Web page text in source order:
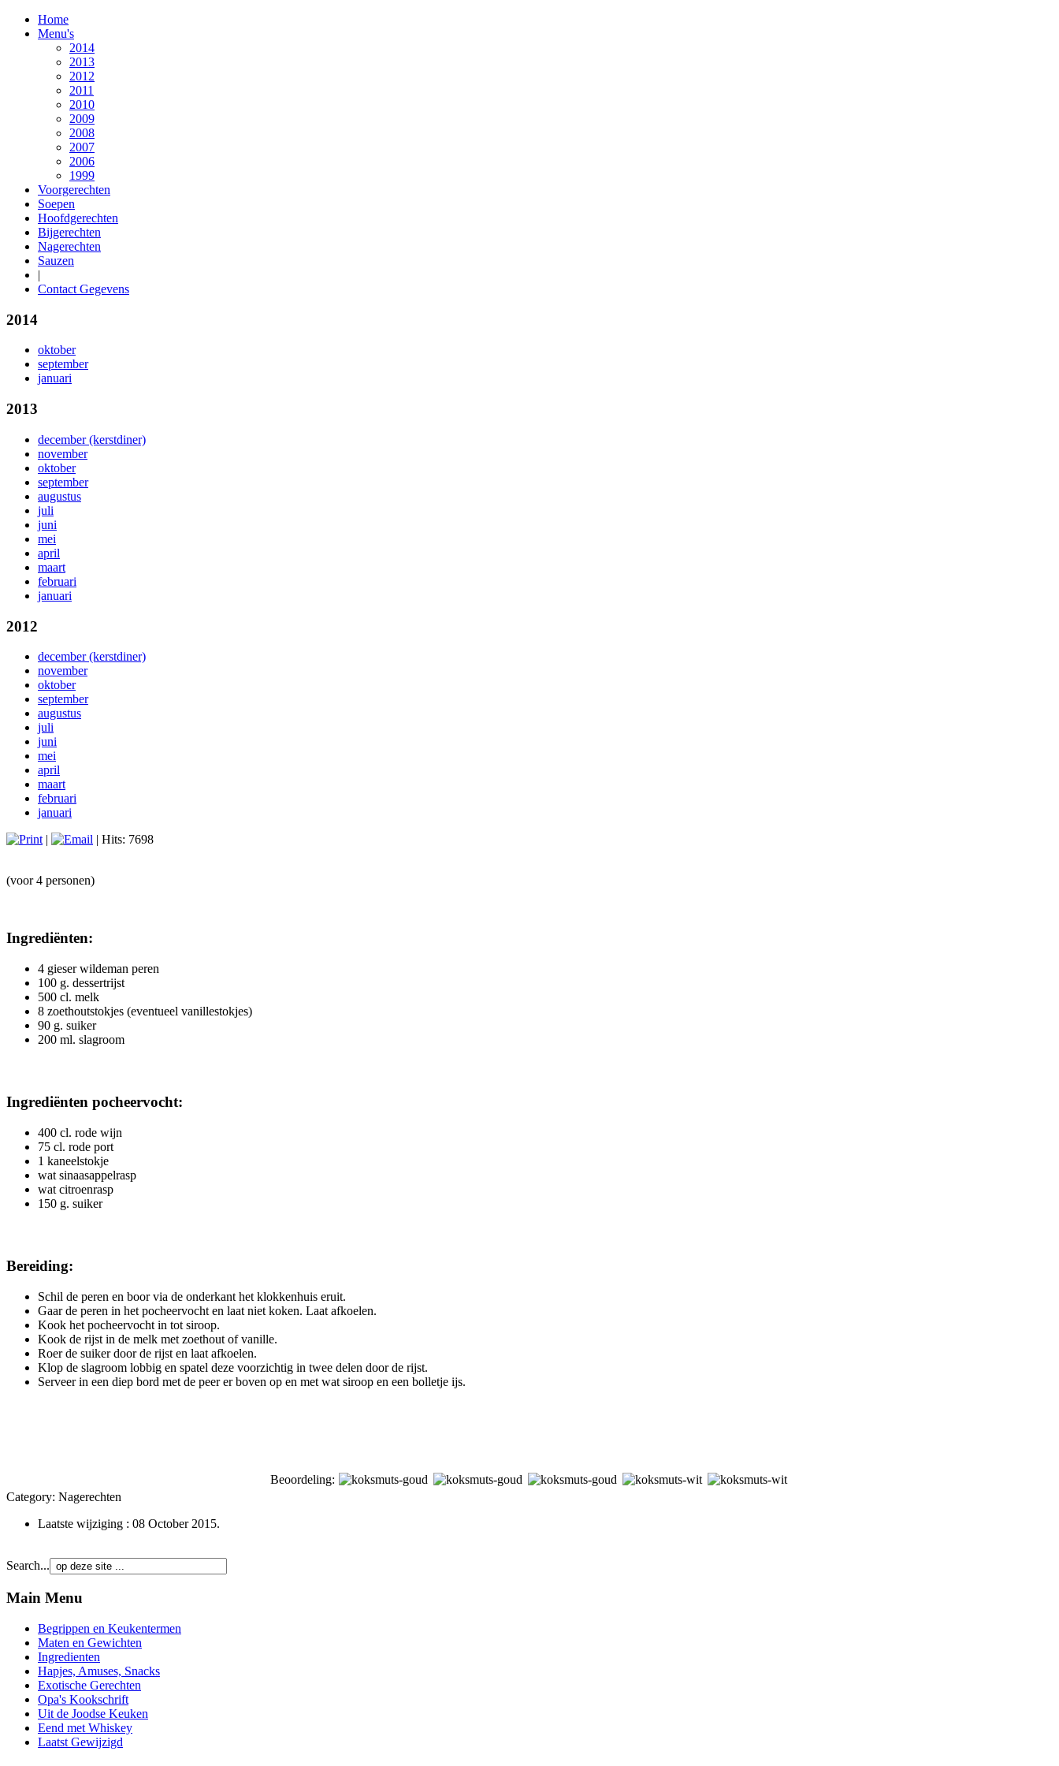
Home
Menu's
2014
2013
2012
2011
2010
2009
2008
2007
2006
1999
Voorgerechten
Soepen
Hoofdgerechten
Bijgerechten
Nagerechten
Sauzen
|
Contact Gegevens
2014
oktober
september
januari
2013
december (kerstdiner)
november
oktober
september
augustus
juli
juni
mei
april
maart
februari
januari
2012
december (kerstdiner)
november
oktober
september
augustus
juli
juni
mei
april
maart
februari
januari
|
| Hits: 7698
(voor 4 personen)
Ingrediënten:
4 gieser wildeman peren
100 g. dessertrijst
500 cl. melk
8 zoethoutstokjes (eventueel vanillestokjes)
90 g. suiker
200 ml. slagroom
Ingrediënten pocheervocht:
400 cl. rode wijn
75 cl. rode port
1 kaneelstokje
wat sinaasappelrasp
wat citroenrasp
150 g. suiker
Bereiding:
Schil de peren en boor via de onderkant het klokkenhuis eruit.
Gaar de peren in het pocheervocht en laat niet koken. Laat afkoelen.
Kook het pocheervocht in tot siroop.
Kook de rijst in de melk met zoethout of vanille.
Roer de suiker door de rijst en laat afkoelen.
Klop de slagroom lobbig en spatel deze voorzichtig in twee delen door de rijst.
Serveer in een diep bord met de peer er boven op en met wat siroop en een bolletje ijs.
Beoordeling:
Category: Nagerechten
Laatste wijziging : 08 October 2015.
Search...
Main Menu
Begrippen en Keukentermen
Maten en Gewichten
Ingredienten
Hapjes, Amuses, Snacks
Exotische Gerechten
Opa's Kookschrift
Uit de Joodse Keuken
Eend met Whiskey
Laatst Gewijzigd